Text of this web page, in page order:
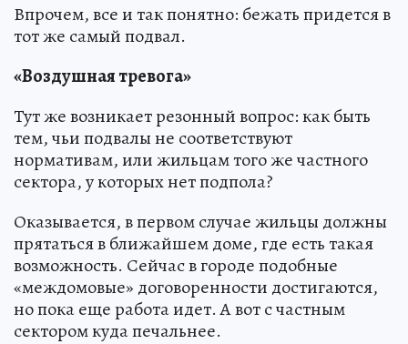
Впрочем, все и так понятно: бежать придется в
тот же самый подвал.
«Воздушная тревога»
Тут же возникает резонный вопрос: как быть
тем, чьи подвалы не соответствуют
нормативам, или жильцам того же частного
сектора, у которых нет подпола?
Оказывается, в первом случае жильцы должны
прятаться в ближайшем доме, где есть такая
возможность. Сейчас в городе подобные
«междомовые» договоренности достигаются,
но пока еще работа идет. А вот с частным
сектором куда печальнее.